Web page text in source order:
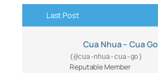
Last Post
Cua Nhua – Cua Go
(@cua-nhua-cua-go)
Reputable Member